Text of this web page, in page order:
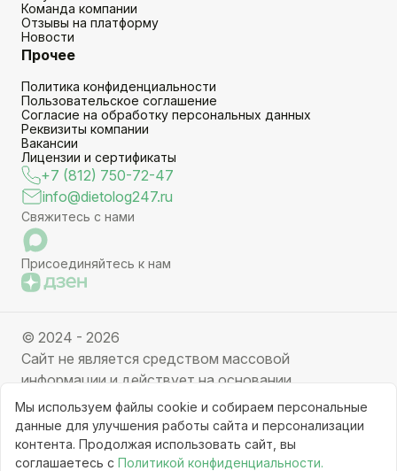
Команда компании
Отзывы на платформу
Новости
Прочее
Политика конфиденциальности
Пользовательское соглашение
Согласие на обработку персональных данных
Реквизиты компании
Вакансии
Лицензии и сертификаты
+7 (812) 750-72-47
info@dietolog247.ru
Свяжитесь с нами
Присоединяйтесь к нам
© 2024 - 2026
Сайт не является средством массовой
информации и действует на основании
партнерских услуг. Отправляя заявку вы даете
свое согласие на обработку персональных данных.
Частичное или полное копирование информации с
ресурса, клонирование графических элементов
Мы используем файлы cookie и собираем персональные
данные для улучшения работы сайта и персонализации
контента. Продолжая использовать сайт, вы
соглашаетесь с Политикой конфиденциальности.